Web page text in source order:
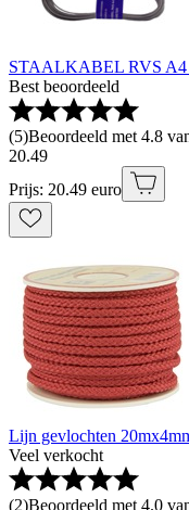
STAALKABEL RVS
Best beoordeeld
(5)Beoordeeld met 4.8
20.49
Prijs: 20.49 euro
Lijn gevlochten
Veel verkocht
(2)Beoordeeld met 4.0